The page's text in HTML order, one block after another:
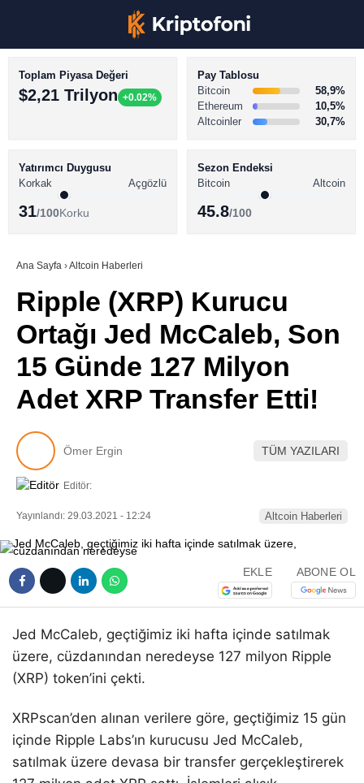
Youtube
TikTok
Pinterest
BİTCOİN HABERLERİ
ALTCOİN HABERLERİ
SÖZLÜK
Toplam Piyasa Değeri
$2,21 Trilyon +0.02%
Pay Tablosu
Bitcoin
58,9%
Ethereum
10,5%
Altcoinler
30,7%
Yatırımcı Duygusu
Korkak
Açgözlü
31/100Korku
Sezon Endeksi
Bitcoin
Altcoin
45.8/100
Ana Sayfa ›Altcoin Haberleri
Ripple (XRP) Kurucu
Ortağı Jed McCaleb, Son
15 Günde 127 Milyon
Adet XRP Transfer Etti!
Ömer Ergin TÜM YAZILARI
Editör:
Yayınlandı: 29.03.2021 - 12:24 Altcoin Haberleri
EKLE ABONE OL
Jed McCaleb, geçtiğimiz iki hafta içinde satılmak
üzere, cüzdanından neredeyse 127 milyon Ripple
(XRP) token’ini çekti.
XRPscan’den alınan verilere göre, geçtiğimiz 15 gün
içinde Ripple Labs’ın kurucusu Jed McCaleb,
satılmak üzere devasa bir transfer gerçekleştirerek